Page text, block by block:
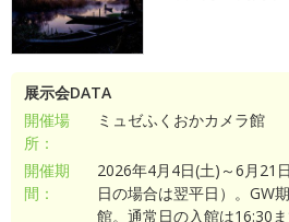
展示会DATA
開催場
所：
ミュゼふくおかカメラ館
開催期
間：
2026年4月4日(土)～6月21
日の場合は翌平日）。GW
館。通常日の入館は16:30